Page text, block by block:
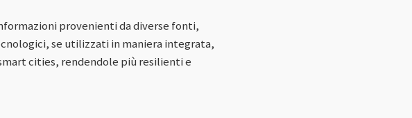
provenienti da diverse fonti,
se utilizzati in maniera integrata,
cities, rendendole più resilienti e